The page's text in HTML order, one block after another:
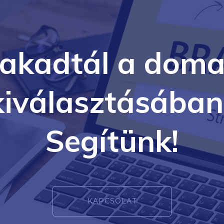
a
Segítünk!
KAPCSOLAT